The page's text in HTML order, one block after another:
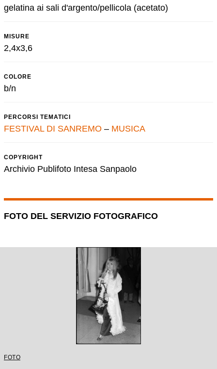
gelatina ai sali d'argento/pellicola (acetato)
MISURE
2,4x3,6
COLORE
b/n
PERCORSI TEMATICI
FESTIVAL DI SANREMO – MUSICA
COPYRIGHT
Archivio Publifoto Intesa Sanpaolo
FOTO DEL SERVIZIO FOTOGRAFICO
FOTO